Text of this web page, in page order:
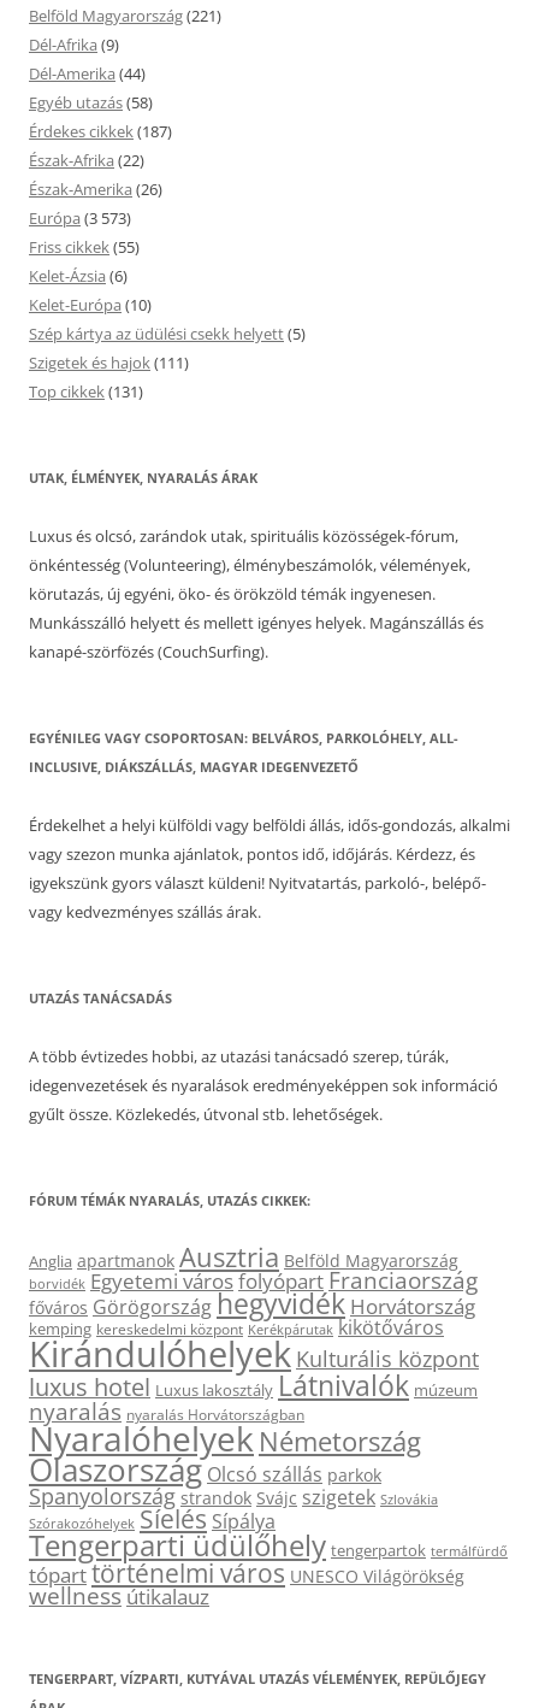
Belföld Magyarország(221)
Dél-Afrika (9)
Dél-Amerika (44)
Egyéb utazás(58)
Érdekes cikkek(187)
Észak-Afrika (22)
Észak-Amerika (26)
Európa (3 573)
Friss cikkek(55)
Kelet-Ázsia (6)
Kelet-Európa (10)
Szép kártya az üdülési csekk helyett(5)
Szigetek és hajok(111)
Top cikkek(131)
UTAK, ÉLMÉNYEK, NYARALÁS ÁRAK
Luxus és olcsó, zarándok utak, spirituális közösségek-fórum,
önkéntesség (Volunteering), élménybeszámolók, vélemények,
körutazás, új egyéni, öko- és örökzöld témák ingyenesen.
Munkásszálló helyett és mellett igényes helyek. Magánszállás és
kanapé-szörfözés (CouchSurfing).
EGYÉNILEG VAGY CSOPORTOSAN: BELVÁROS, PARKOLÓHELY, ALL-
INCLUSIVE, DIÁKSZÁLLÁS, MAGYAR IDEGENVEZETŐ
Érdekelhet a helyi külföldi vagy belföldi állás, idős-gondozás, alkalmi
vagy szezon munka ajánlatok, pontos idő, időjárás. Kérdezz, és
igyekszünk gyors választ küldeni! Nyitvatartás, parkoló-, belépő-
vagy kedvezményes szállás árak.
UTAZÁS TANÁCSADÁS
A több évtizedes hobbi, az utazási tanácsadó szerep, túrák,
idegenvezetések és nyaralások eredményeképpen sok információ
gyűlt össze. Közlekedés, útvonal stb. lehetőségek.
FÓRUM TÉMÁK NYARALÁS, UTAZÁS CIKKEK:
Anglia apartmanok Ausztria Belföld Magyarország
borvidék Egyetemi városfolyópartFranciaország
főváros Görögországhegyvidék Horvátország
kemping kereskedelmi központ Kerékpárutak kikötőváros
Kirándulóhelyek Kulturális központ
luxus hotel Luxus lakosztály Látnivalók múzeum
nyaralás nyaralás Horvátországban
Nyaralóhelyek Németország
Olaszország Olcsó szállás parkok
Spanyolország strandok Svájc szigetek Szlovákia
Szórakozóhelyek Síelés Sípálya
Tengerparti üdülőhely tengerpartok termálfürdő
tóparttörténelmi város UNESCO Világörökség
wellnessútikalauz
TENGERPART, VÍZPARTI, KUTYÁVAL UTAZÁS VÉLEMÉNYEK, REPÜLŐJEGY